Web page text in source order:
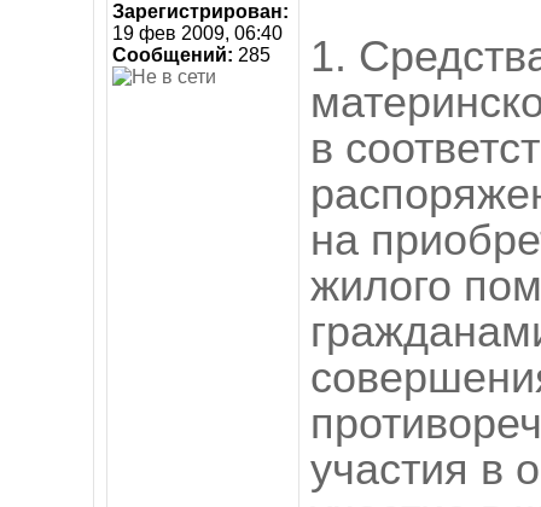
Зарегистрирован:
19 фев 2009, 06:40
Сообщений: 285
1.
в
на
жилого
участия в